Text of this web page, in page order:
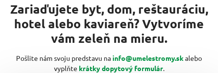
Zariaďujete byt, dom, reštauráciu,
hotel alebo kaviareň? Vytvoríme
vám zeleň na mieru.
Pošlite nám svoju predstavu na info@umelestromy.skalebo
vyplňte krátky dopytový formulár.